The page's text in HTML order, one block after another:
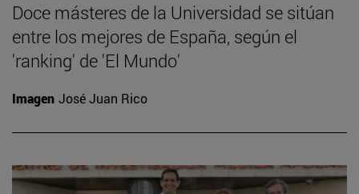
Doce másteres de la Universidad se sitúan
entre los mejores de España, según el
'ranking' de 'El Mundo'
Imagen José Juan Rico